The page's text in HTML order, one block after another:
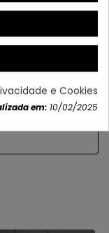
e Cookies
em: 10/02/2025